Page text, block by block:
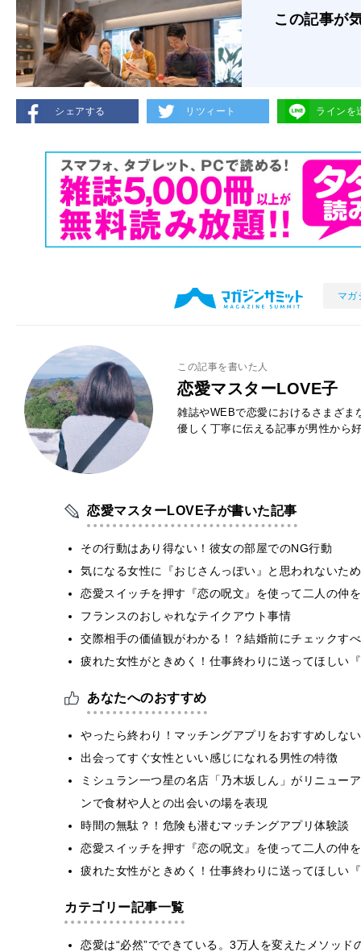
この記事が
シェアする リツィート ラインを
マガ
この記事を書いた人
恋愛マスターLOVE子
雑誌やWEBで恋愛におけるさまざま
優しく丁寧に伝える記事が男性から
恋愛マスターLOVE子が書いた記事
その行動はあり得ない！彼女の部屋でのNG行動
気になる女性に『おじさんっぽい』と思われないた
恋愛スイッチを押す『恋の呪文』を使って二人の仲
フランスのおしゃれなテイクアウト事情
交際相手の価値観がわかる！？結婚前にチェックす
疲れた女性がときめく！仕事終わりに送ってほしい
あなたへのおすすめ
やったら終わり！マッチングアプリをおすすめしな
出会ってすぐ女性といい感じになれる男性の特徴
ミシュラン一つ星の名店「乃木坂しん」がリニュー
ンで食材や人との出会いの場を表現
時間の無駄？！危険も潜むマッチングアプリ体験談
恋愛スイッチを押す『恋の呪文』を使って二人の仲
疲れた女性がときめく！仕事終わりに送ってほしい
カテゴリー記事一覧
恋愛は“必然”でできている。3万人を変えたメソッド